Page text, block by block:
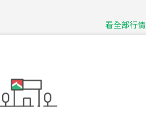
看全部行情
台北市中山區長春路